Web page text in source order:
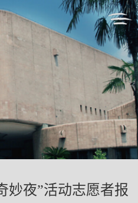
妙夜”活动志愿者报